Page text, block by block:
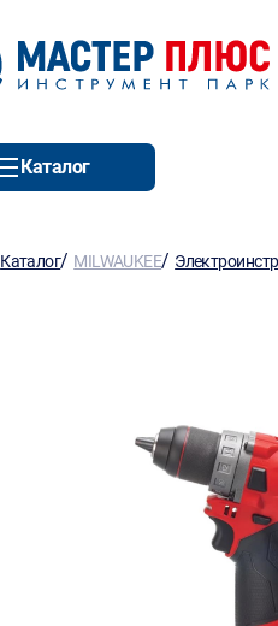
Каталог
Каталог/ MILWAUKEE/